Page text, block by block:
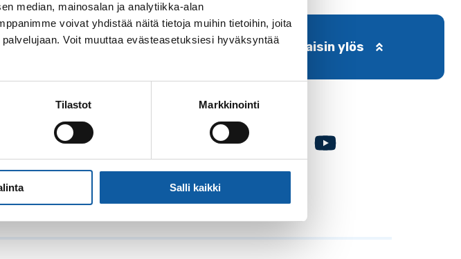
median, mainosalan ja analytiikka-alan
voivat yhdistää näitä tietoja muihin tietoihin, joita
Voit muuttaa evästeasetuksiesi hyväksyntää
Tilastot Markkinointi
Salli kaikki
Takaisin ylös
FacebookInstagram